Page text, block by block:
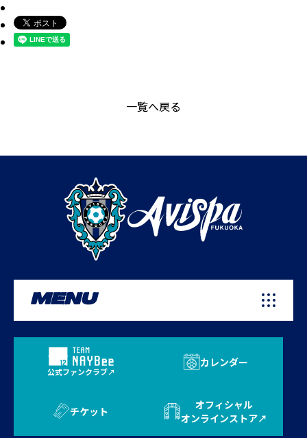
一覧へ戻る
MENU
公式ファンクラブ
カレンダー
チケット
オフィシャル
オンラインストア